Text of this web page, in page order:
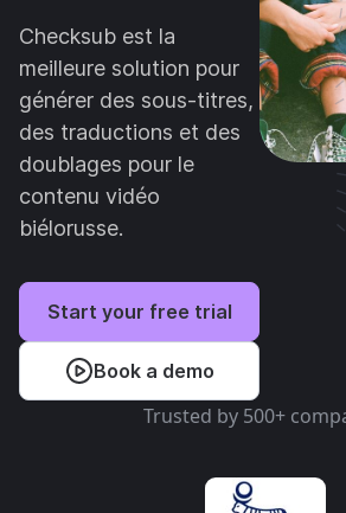
Checksub est la
meilleure solution pour
générer des sous-titres,
des traductions et des
doublages pour le
contenu vidéo
biélorusse.
Book a demo
Start your free trial
Trusted by 500+